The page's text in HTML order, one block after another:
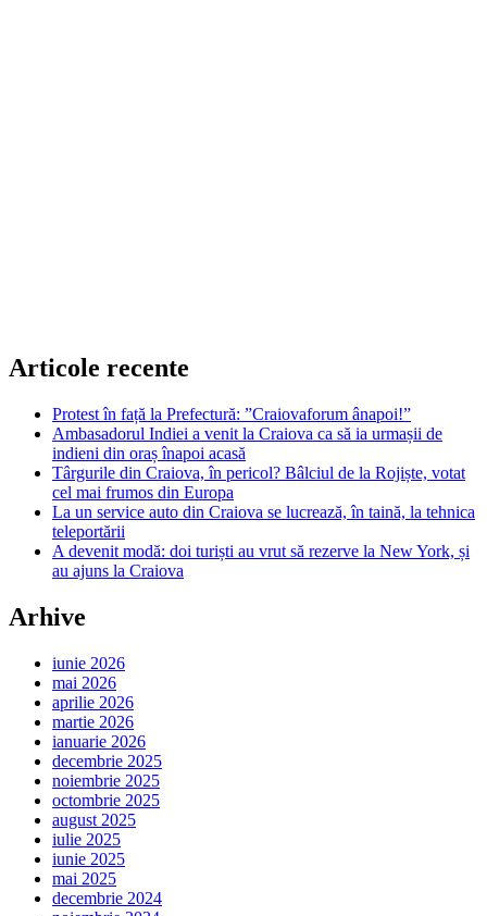
Articole recente
Protest în față la Prefectură: ”Craiovaforum ânapoi!”
Ambasadorul Indiei a venit la Craiova ca să ia urmașii de
indieni din oraș înapoi acasă
Târgurile din Craiova, în pericol? Bâlciul de la Rojiște, votat
cel mai frumos din Europa
La un service auto din Craiova se lucrează, în taină, la tehnica
teleportării
A devenit modă: doi turiști au vrut să rezerve la New York, și
au ajuns la Craiova
Arhive
iunie 2026
mai 2026
aprilie 2026
martie 2026
ianuarie 2026
decembrie 2025
noiembrie 2025
octombrie 2025
august 2025
iulie 2025
iunie 2025
mai 2025
decembrie 2024